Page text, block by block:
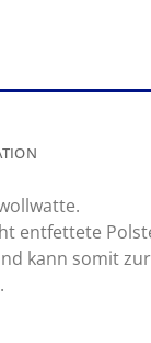
entfettete
kann somit